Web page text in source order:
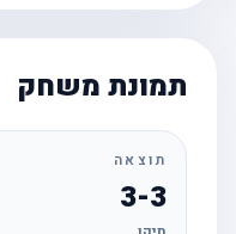
תמונת משחק
תוצאה
3-3